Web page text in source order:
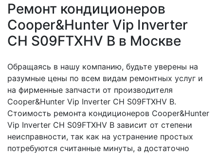
Ремонт кондиционеров
Cooper&Hunter Vip Inverter
CH S09FTXHV B в Москве
Обращаясь в нашу компанию, будьте уверены на
разумные цены по всем видам ремонтных услуг и
на фирменные запчасти от производителя
Cooper&Hunter Vip Inverter CH S09FTXHV B.
Стоимость ремонта кондиционеров Cooper&Hunter
Vip Inverter CH S09FTXHV B зависит от степени
неисправности, так как на устранение простых
потребуются считанные минуты, а достаточно